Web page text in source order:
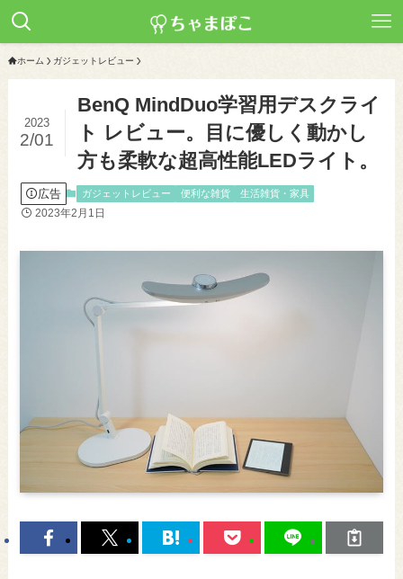
ホーム ガジェットレビュー
BenQ MindDuo学習用デスクライ
ト レビュー。目に優しく動かし
方も柔軟な超高性能LEDライト。
2023
2/01
広告 ガジェットレビュー 便利な雑貨 生活雑貨・家具
2023年2月1日